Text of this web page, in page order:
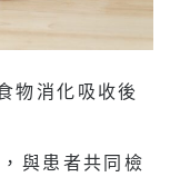
物消化吸收後
與患者共同檢